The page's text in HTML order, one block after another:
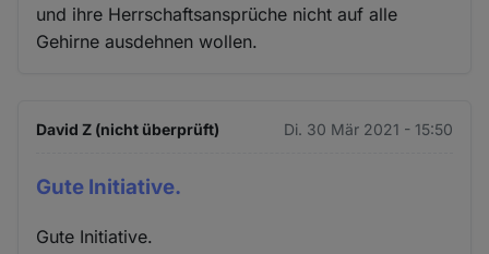
und ihre Herrschaftsansprüche nicht auf alle
Gehirne ausdehnen wollen.
David Z (nicht überprüft) Di. 30 Mär 2021 - 15:50
Gute Initiative.
Gute Initiative.